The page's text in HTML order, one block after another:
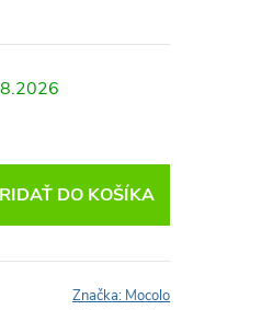
DO KOŠÍKA
Značka: Mocolo